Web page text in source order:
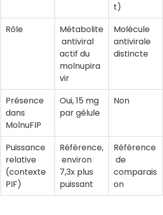
t)
Rôle
Métabolite
antiviral
actif du
molnupira
vir
Molécule
antivirale
distincte
Présence
dans
MolnuFIP
Oui, 15 mg
par gélule
Non
Puissance
relative
(contexte
PIF)
Référence,
environ
7,3x plus
puissant
Référence
de
comparais
on